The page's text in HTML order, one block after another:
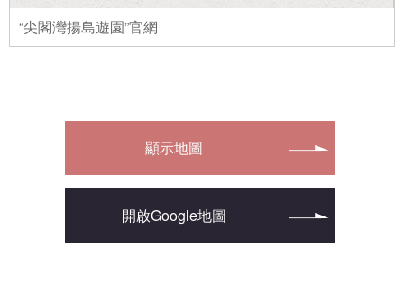
“尖閣灣揚島遊園”官網
顯示地圖
開啟Google地圖